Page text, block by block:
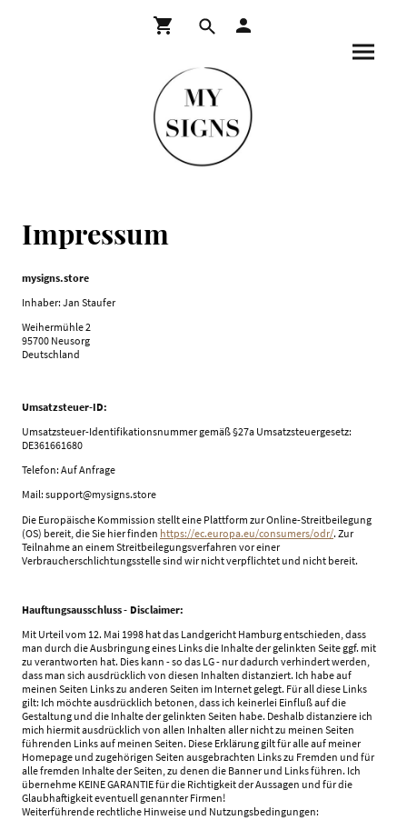
Impressum
mysigns.store
Inhaber: Jan Staufer
Weihermühle 2
95700 Neusorg
Deutschland
Umsatzsteuer-ID:
Umsatzsteuer-Identifikationsnummer gemäß §27a Umsatzsteuergesetz:
DE361661680
Telefon: Auf Anfrage
Mail: support@mysigns.store
Die Europäische Kommission stellt eine Plattform zur Online-Streitbeilegung
(OS) bereit, die Sie hier finden https://ec.europa.eu/consumers/odr/. Zur
Teilnahme an einem Streitbeilegungsverfahren vor einer
Verbraucherschlichtungsstelle sind wir nicht verpflichtet und nicht bereit.
Hauftungsausschluss - Disclaimer:
Mit Urteil vom 12. Mai 1998 hat das Landgericht Hamburg entschieden, dass
man durch die Ausbringung eines Links die Inhalte der gelinkten Seite ggf. mit
zu verantworten hat. Dies kann - so das LG - nur dadurch verhindert werden,
dass man sich ausdrücklich von diesen Inhalten distanziert. Ich habe auf
meinen Seiten Links zu anderen Seiten im Internet gelegt. Für all diese Links
gilt: Ich möchte ausdrücklich betonen, dass ich keinerlei Einfluß auf die
Gestaltung und die Inhalte der gelinkten Seiten habe. Deshalb distanziere ich
mich hiermit ausdrücklich von allen Inhalten aller nicht zu meinen Seiten
führenden Links auf meinen Seiten. Diese Erklärung gilt für alle auf meiner
Homepage und zugehörigen Seiten ausgebrachten Links zu Fremden und für
alle fremden Inhalte der Seiten, zu denen die Banner und Links führen. Ich
übernehme KEINE GARANTIE für die Richtigkeit der Aussagen und für die
Glaubhaftigkeit eventuell genannter Firmen!
Weiterführende rechtliche Hinweise und Nutzungsbedingungen: